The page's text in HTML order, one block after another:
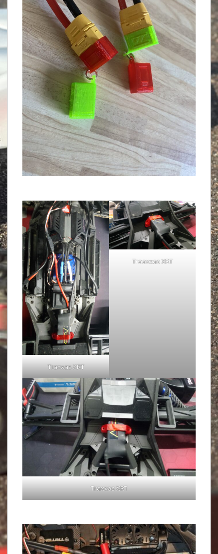
Traxxas XRT
Traaxxas XRT
Traxxas XRT